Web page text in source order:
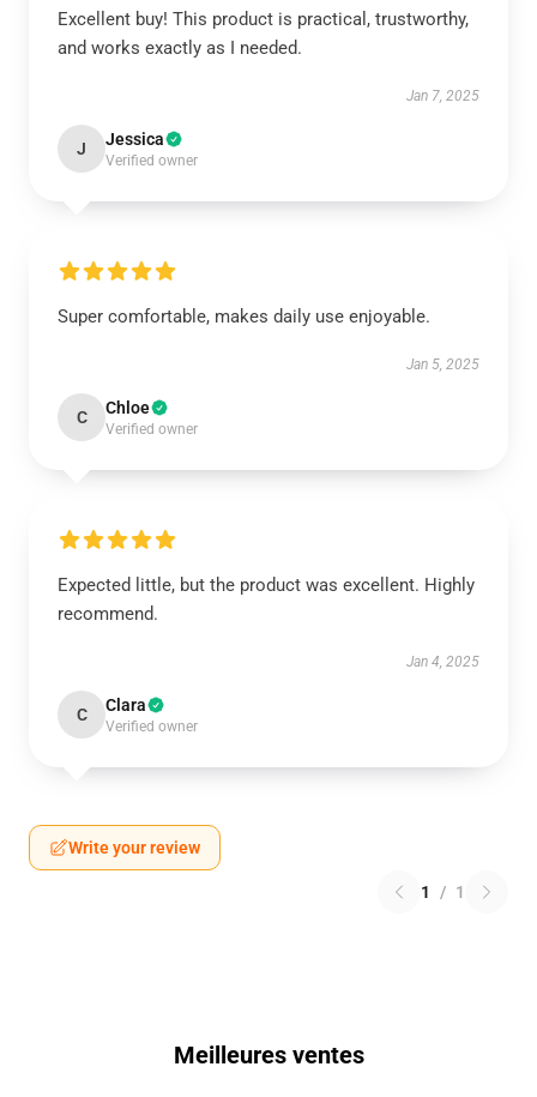
Excellent buy! This product is practical, trustworthy,
and works exactly as I needed.
Jan 7, 2025
J Jessica
Verified owner
Super comfortable, makes daily use enjoyable.
Jan 5, 2025
C Chloe
Verified owner
Expected little, but the product was excellent. Highly
recommend.
Jan 4, 2025
C Clara
Verified owner
Write your review
1 / 1
Meilleures ventes